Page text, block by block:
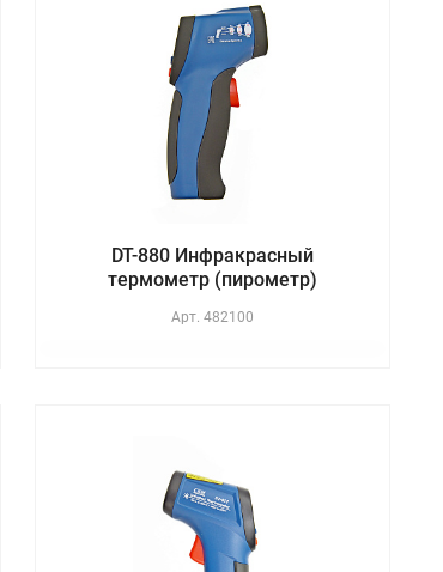
DT-880 Инфракрасный
термометр (пирометр)
Арт.482100